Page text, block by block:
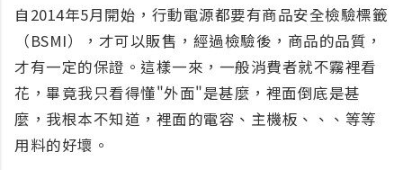
自2014年5月開始，行動電源都要有商品安全檢驗標籤
（BSMI），才可以販售，經過檢驗後，商品的品質，
才有一定的保證。這樣一來，一般消費者就不霧裡看
花，畢竟我只看得懂"外面"是甚麼，裡面倒底是甚
麼，我根本不知道，裡面的電容、主機板、、、等等
用料的好壞。